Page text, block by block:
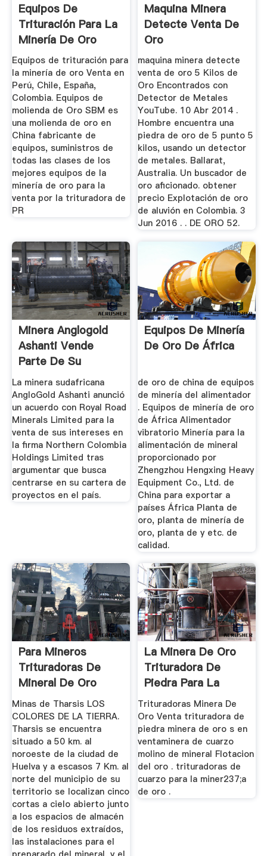
Equipos De
Trituración Para La
Minería De Oro
Venta En ...
Equipos de trituración para
la minería de oro Venta en
Perú, Chile, España,
Colombia. Equipos de
molienda de Oro SBM es
una molienda de oro en
China fabricante de
equipos, suministros de
todas las clases de los
mejores equipos de la
minería de oro para la
venta por la trituradora de
PR
Maquina Minera
Detecte Venta De
Oro
maquina minera detecte
venta de oro 5 Kilos de
Oro Encontrados con
Detector de Metales
YouTube. 10 Abr 2014 .
Hombre encuentra una
piedra de oro de 5 punto 5
kilos, usando un detector
de metales. Ballarat,
Australia. Un buscador de
oro aficionado. obtener
precio Explotación de oro
de aluvión en Colombia. 3
Jun 2016 . . DE ORO 52.
Minera Anglogold
Ashanti Vende
Parte De Su
Cartera De ...
La minera sudafricana
AngloGold Ashanti anunció
un acuerdo con Royal Road
Minerals Limited para la
venta de sus intereses en
la firma Northern Colombia
Holdings Limited tras
argumentar que busca
centrarse en su cartera de
proyectos en el país.
Equipos De Minería
De Oro De África
de oro de china de equipos
de minería del alimentador
. Equipos de minería de oro
de África Alimentador
vibratorio Minería para la
alimentación de mineral
proporcionado por
Zhengzhou Hengxing Heavy
Equipment Co., Ltd. de
China para exportar a
países África Planta de
oro, planta de minería de
oro, planta de y etc. de
calidad.
Para Mineros
Trituradoras De
Mineral De Oro
Minas de Tharsis LOS
COLORES DE LA TIERRA.
Tharsis se encuentra
situado a 50 km. al
noroeste de la ciudad de
Huelva y a escasos 7 Km. al
norte del municipio de su
territorio se localizan cinco
cortas a cielo abierto junto
a los espacios de almacén
de los residuos extraídos,
las instalaciones para el
La Minera De Oro
Trituradora De
Piedra Para La
Venta
Trituradoras Minera De
Oro Venta trituradora de
piedra minera de oro s en
ventaminera de cuarzo
molino de mineral Flotacion
del oro . trituradoras de
cuarzo para la miner237;a
de oro .